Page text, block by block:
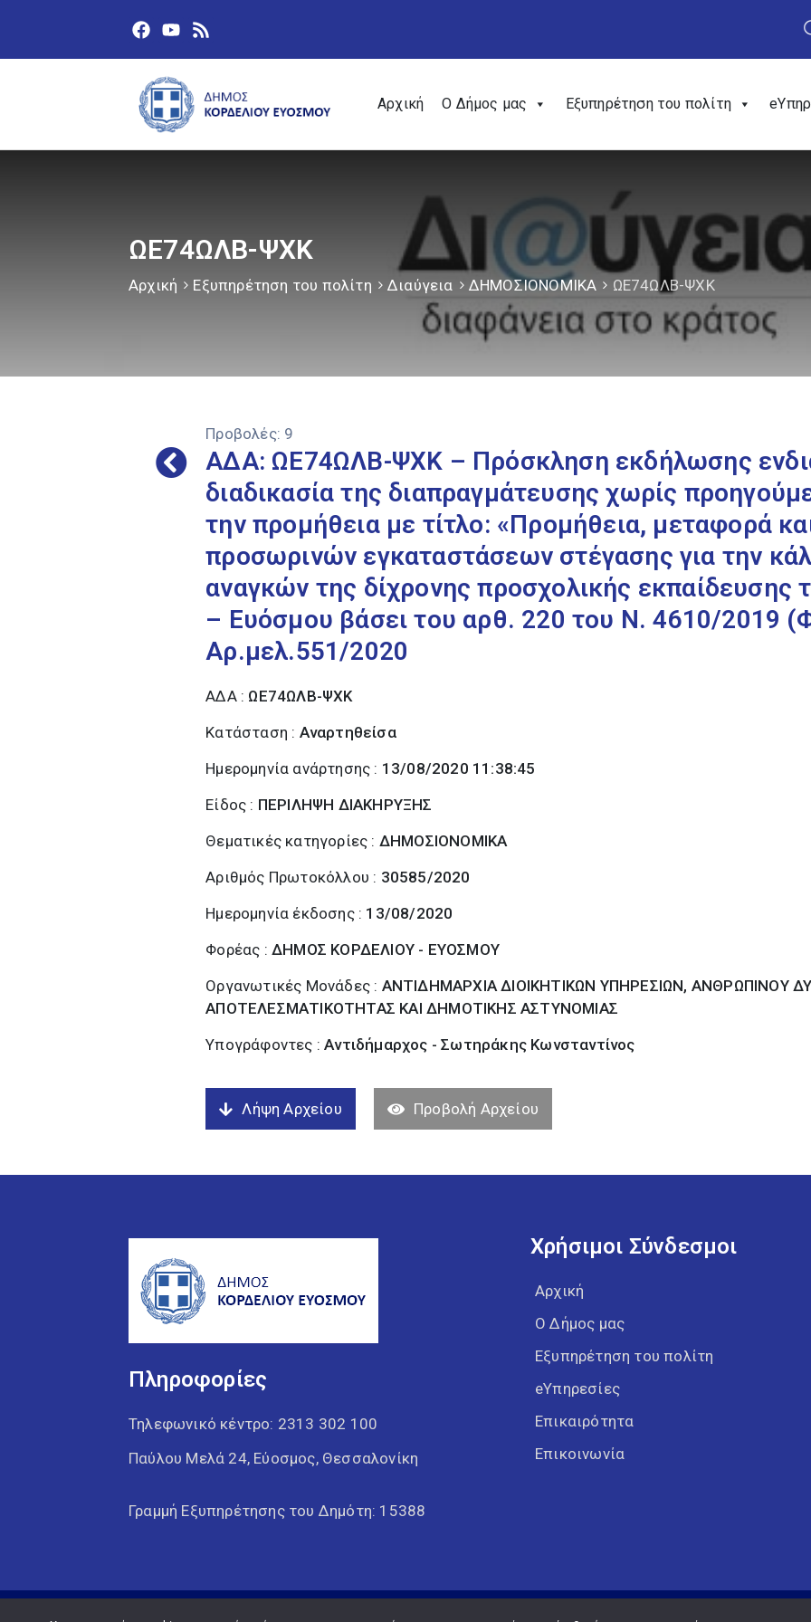
Αρχική Ο Δήμος μας Εξυπηρέτηση του πολίτη
ΩΕ74ΩΛΒ-ΨΧΚ
Αρχική Εξυπηρέτηση του πολίτη Διαύγεια ΔΗΜΟΣΙΟΝΟΜΙΚΑ ΩΕ74ΩΛΒ-ΨΧΚ
Προβολές: 9
ΑΔΑ: ΩΕ74ΩΛΒ-ΨΧΚ – Πρόσκληση εκδήλωσης
διαδικασία της διαπραγμάτευσης χωρίς
την προμήθεια με τίτλο: «Προμήθεια, μεταφορά
προσωρινών εγκαταστάσεων στέγασης για την
αναγκών της δίχρονης προσχολικής εκπαίδευσης
– Ευόσμου βάσει του αρθ. 220 του Ν. 4610/2019
Αρ.μελ.551/2020
ΑΔΑ : ΩΕ74ΩΛΒ-ΨΧΚ
Κατάσταση : Αναρτηθείσα
Ημερομηνία ανάρτησης : 13/08/2020 11:38:45
Είδος : ΠΕΡΙΛΗΨΗ ΔΙΑΚΗΡΥΞΗΣ
Θεματικές κατηγορίες : ΔΗΜΟΣΙΟΝΟΜΙΚΑ
Αριθμός Πρωτοκόλλου : 30585/2020
Ημερομηνία έκδοσης : 13/08/2020
Φορέας :ΔΗΜΟΣ ΚΟΡΔΕΛΙΟΥ - ΕΥΟΣΜΟΥ
Οργανωτικές Μονάδες : ΑΝΤΙΔΗΜΑΡΧΙΑ ΔΙΟΙΚΗΤΙΚΩΝ ΥΠΗΡΕΣΙΩΝ, ΑΝΘΡΩΠΙΝΟΥ
ΑΠΟΤΕΛΕΣΜΑΤΙΚΟΤΗΤΑΣ ΚΑΙ ΔΗΜΟΤΙΚΗΣ ΑΣΤΥΝΟΜΙΑΣ
Υπογράφοντες :Αντιδήμαρχος - Σωτηράκης Κωνσταντίνος
Λήψη Αρχείου Προβολή Αρχείου
Πληροφορίες
Τηλεφωνικό κέντρο: 2313 302 100
Παύλου Μελά 24, Εύοσμος, Θεσσαλονίκη
Γραμμή Εξυπηρέτησης του Δημότη: 15388
Χρήσιμοι Σύνδεσμοι
Αρχική
Ο Δήμος μας
Εξυπηρέτηση του πολίτη
eΥπηρεσίες
Επικαιρότητα
Επικοινωνία